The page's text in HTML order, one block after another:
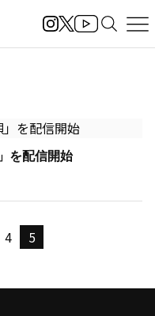
を配信開始
4 5